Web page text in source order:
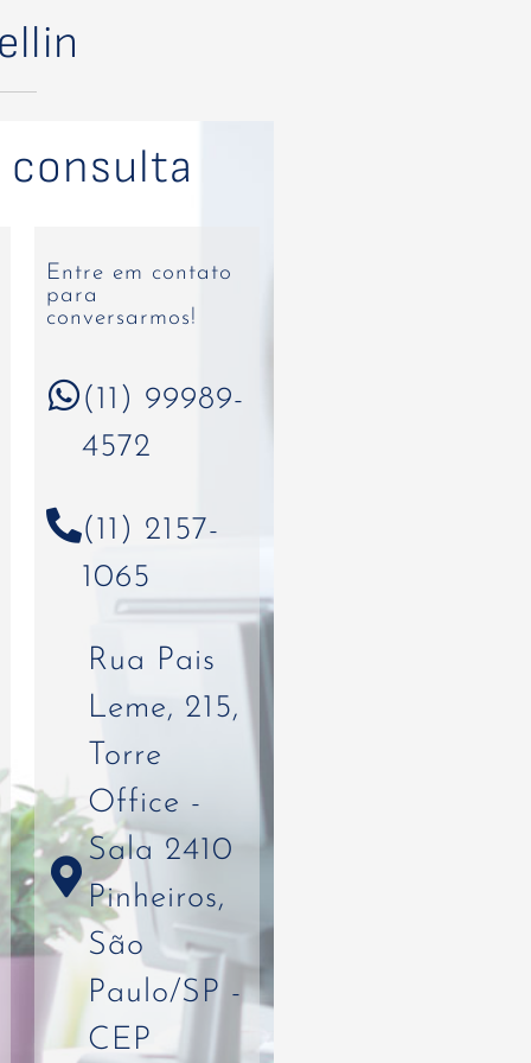
consulta
Entre em contato
para
conversarmos!
(11) 99989-
4572
(11) 2157-
1065
Rua Pais
Leme, 215,
Torre
Office -
Sala 2410
Pinheiros,
São
Paulo/SP -
CEP